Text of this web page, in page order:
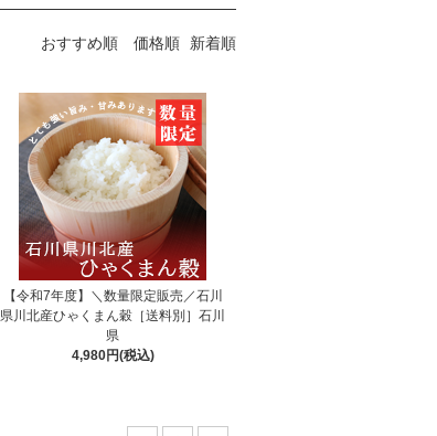
おすすめ順 価格順 新着順
【令和7年度】＼数量限定販売／石川
県川北産ひゃくまん穀［送料別］石川
県
4,980円(税込)